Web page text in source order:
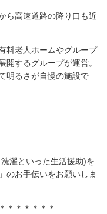
ら高速道路の降り口も近
料老人ホームやグループ
開するグループが運営。
明るさが自慢の施設で
濯といった生活援助)を
のお手伝いをお願いしま
＊＊＊＊＊＊